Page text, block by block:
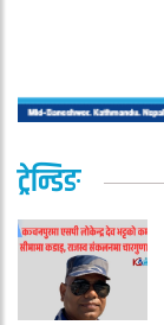
ट्रेन्डिङ